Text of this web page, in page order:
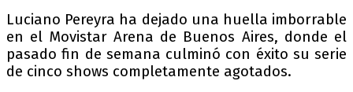
Luciano Pereyra ha dejado una huella imborrable
en el Movistar Arena de Buenos Aires, donde el
pasado fin de semana culminó con éxito su serie
de cinco shows completamente agotados.